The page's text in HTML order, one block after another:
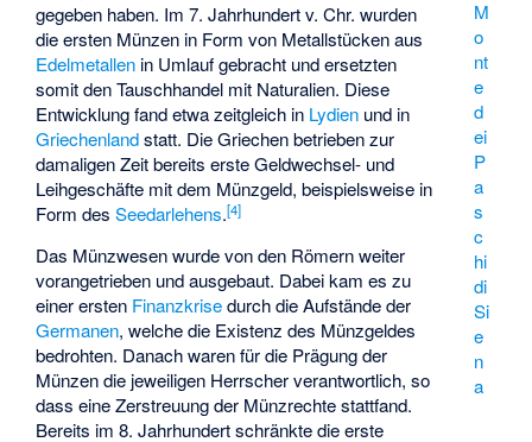
M
o
nt
e
d
ei
P
a
s
c
hi
di
Si
e
n
a
gegeben haben. Im 7. Jahrhundert v. Chr. wurden
die ersten Münzen in Form von Metallstücken aus
Edelmetallen in Umlauf gebracht und ersetzten
somit den Tauschhandel mit Naturalien. Diese
Entwicklung fand etwa zeitgleich in Lydien und in
Griechenlandstatt. Die Griechen betrieben zur
damaligen Zeit bereits erste Geldwechsel- und
Leihgeschäfte mit dem Münzgeld, beispielsweise in
Form desSeedarlehens.[4]
Das Münzwesen wurde von den Römern weiter
vorangetrieben und ausgebaut. Dabei kam es zu
einer ersten Finanzkrisedurch die Aufstände der
Germanen, welche die Existenz des Münzgeldes
bedrohten. Danach waren für die Prägung der
Münzen die jeweiligen Herrscher verantwortlich, so
dass eine Zerstreuung der Münzrechte stattfand.
Bereits im 8. Jahrhundert schränkte die erste